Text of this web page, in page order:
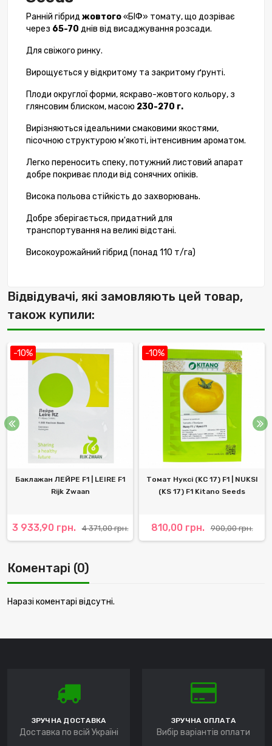
Ранній гібрид жовтого«БІФ» томату, що дозріває
через 65-70 днів від висаджування розсади.
Для свіжого ринку.
Вирощується у відкритому та закритому ґрунті.
Плоди округлої форми, яскраво-жовтого кольору, з
глянсовим блиском, масою 230-270 г.
Вирізняються ідеальними смаковими якостями,
пісочною структурою м'якоті, інтенсивним ароматом.
Легко переносить спеку, потужний листовий апарат
добре покриває плоди від сонячних опіків.
Висока польова стійкість до захворювань.
Добре зберігається, придатний для
транспортування на великі відстані.
Високоурожайний гібрид (понад 110 т/га)
Відвідувачі, які замовляють цей товар,
також купили:
-10%
Баклажан ЛЕЙРЕ F1 | LEIRE F1
Rijk Zwaan
3 933,90 грн. 4 371,00 грн.
-10%
Томат Нуксі (KС 17) F1 | NUKSI
(KS 17) F1 Kitano Seeds
810,00 грн. 900,00 грн.
Коментарі (0)
Наразі коментарі відсутні.
ЗРУЧНА ДОСТАВКА
Доставка по всій Україні
ЗРУЧНА ОПЛАТА
Вибір варіантів оплати